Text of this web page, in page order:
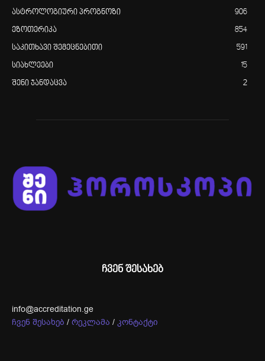
ასტროლოგიური პროგნოზი 906
ეზოთერიკა 854
საკითხავი შემეცნებითი 591
სიახლეები 15
შენი ჯანდაცვა 2
ჩვენ შესახებ
info@accreditation.ge
ჩვენ შესახებ / რეკლამა / კონტაქტი